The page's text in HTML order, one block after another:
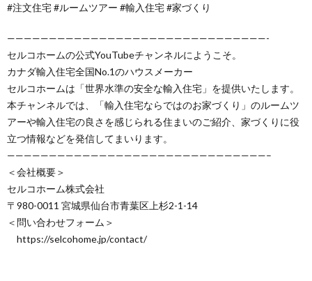
#注文住宅 #ルームツアー #輸入住宅 #家づくり
———————————————————————————————-
セルコホームの公式YouTubeチャンネルにようこそ。
カナダ輸入住宅全国No.1のハウスメーカー
セルコホームは「世界水準の安全な輸入住宅」を提供いたします。
本チャンネルでは、「輸入住宅ならではのお家づくり」のルームツ
アーや輸入住宅の良さを感じられる住まいのご紹介、家づくりに役
立つ情報などを発信してまいります。
———————————————————————————————–
＜会社概要＞
セルコホーム株式会社
〒980-0011 宮城県仙台市青葉区上杉2-1-14
＜問い合わせフォーム＞
https://selcohome.jp/contact/